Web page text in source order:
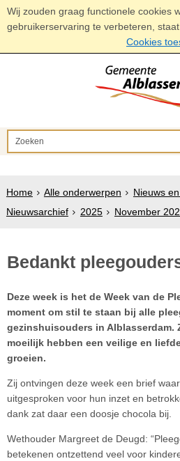
Wij zouden graag functionele cookies
gebruikerservaring te verbeteren,
Cookies
Home Alle onderwerpen
Nieuws
Nieuwsarchief
2025 November
Bedankt
Deze week is het de Week van de
moment om stil te staan bij alle
gezinshuisouders in Alblasserdam.
moeilijk hebben een veilige en
groeien.
Zij ontvingen deze week een brief
uitgesproken voor hun inzet en
dank zat daar een doosje chocola bij.
Wethouder Margreet de Deugd:
betekenen ontzettend veel voor